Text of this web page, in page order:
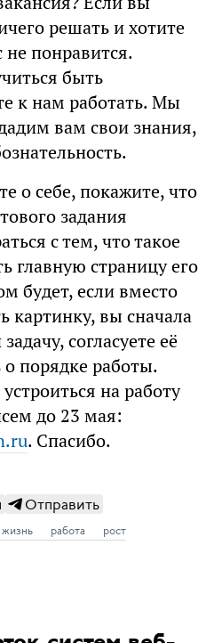
решать и хотите
понравится.
быть
к нам работать. Мы
вам свои знания,
о себе, покажите, что
задания
с тем, что такое
главную страницу его
будет, если вместо
картинку, вы сначала
согласуете её
о порядке работы.
на работу
до 23 мая:
. Спасибо.
Отправить
жизнь работа рост